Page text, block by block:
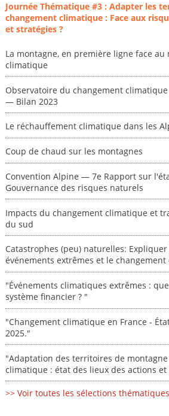
Journée Thématique #3 : Adapter les
changement climatique : Face aux
et stratégies ?
La montagne, en première ligne face
climatique
Observatoire du changement
— Bilan 2023
Le réchauffement climatique dans les
Coup de chaud sur les montagnes
Convention Alpine — 7e Rapport sur
Gouvernance des risques naturels
Impacts du changement climatique et
du sud
Catastrophes (peu) naturelles:
événements extrêmes et le
"Événements climatiques extrêmes :
système financier ? "
"Changement climatique en France -
2025."
"Adaptation des territoires de
climatique : état des lieux des actions
>> Voir toutes les sélections thématiques